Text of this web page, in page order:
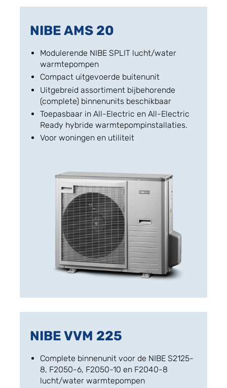
NIBE AMS 20
Modulerende NIBE SPLIT lucht/water
warmtepompen
Compact uitgevoerde buitenunit
Uitgebreid assortiment bijbehorende
(complete) binnenunits beschikbaar
Toepasbaar in All-Electric en All-Electric
Ready hybride warmtepompinstallaties.
Voor woningen en utiliteit
NIBE VVM 225
Complete binnenunit voor de NIBE S2125-
8, F2050-6, F2050-10 en F2040-8
lucht/water warmtepompen